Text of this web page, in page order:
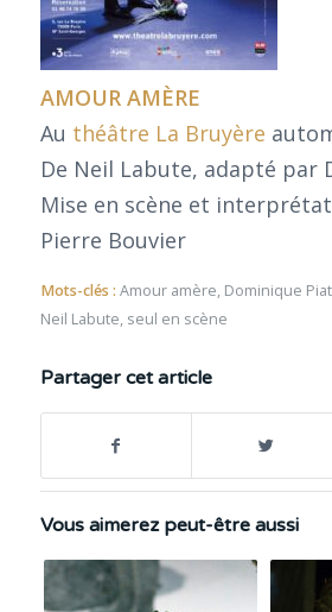
AMOUR AMÈRE
Au théâtre La Bruyère
De Neil Labute, adapté par
Mise en scène et
Pierre Bouvier
Mots-clés : Amour amère, Dominique Piat
Neil Labute, seul en scène
Partager cet article
Vous aimerez peut-être aussi